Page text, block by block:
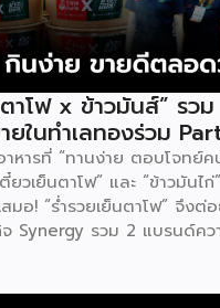
ประเภทด้วยกัน ได้แก่ FC1
มีกรรมสิทธิ์ในที่ดินหรืออาค
าก่อสร้าง) การันตีรายได้
ออกแบบร้านใหม่ในพื้นที่ขอ
กิจ พร้อมโอกาสเติบโตไปด้ว
Store) […]
ตาโฟ x ข้าวมันส์” รว
ยในทำเลทองร่วม
หารที่ “ทานง่าย ตอบโจทย์ค
ยวเย็นตาโฟ” และ “ข้าวมัน
มอ! “ร่ำรวยเย็นตาโฟ” จึงต่
Synergy รวม 2 แบรนด์คว